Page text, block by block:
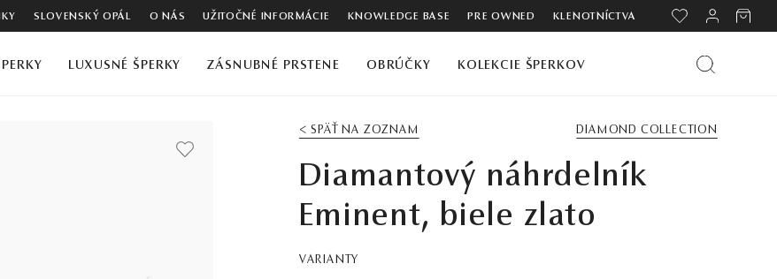
SLOVENSKÝ OPÁL O NÁS UŽITOČNÉ INFORMÁCIE KNOWLEDGE BASE PRE OWNED KLENOTNÍCTVA
LUXUSNÉ ŠPERKY ZÁSNUBNÉ PRSTENE OBRÚČKY KOLEKCIE ŠPERKOV
< SPÄŤ NA ZOZNAM DIAMOND COLLECTION
Diamantový náhrdelník
Eminent, biele zlato
VARIANTY